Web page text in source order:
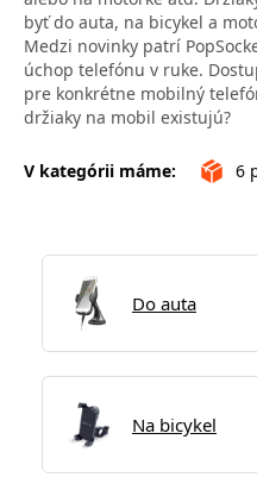
byť do auta, na bicykel a
Medzi novinky patrí
úchop telefónu v ruke.
pre konkrétne mobilný
držiaky na mobil existujú?
V kategórii máme: 6
Do auta
Na bicykel